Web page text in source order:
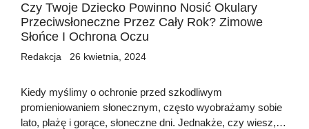
Czy Twoje Dziecko Powinno Nosić Okulary
Przeciwsłoneczne Przez Cały Rok? Zimowe
Słońce I Ochrona Oczu
Redakcja 26 kwietnia, 2024
Kiedy myślimy o ochronie przed szkodliwym
promieniowaniem słonecznym, często wyobrażamy sobie
lato, plażę i gorące, słoneczne dni. Jednakże, czy wiesz,…